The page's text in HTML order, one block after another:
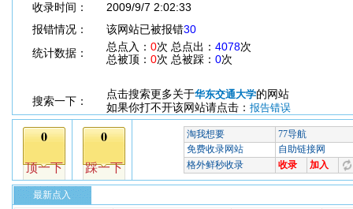
收录时间：
2009/9/7 2:02:33
报错情况：
该网站已被报错30
统计数据：
总点入： 0次 总点出： 4078次
总被顶： 0次 总被踩： 0次
搜索一下：
点击搜索更多关于华东交通大学的网站
如果你打不开该网站请点击： 报告错误
最新点入